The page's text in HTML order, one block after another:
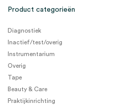
Product categorieën
Diagnostiek
Inactief/test/overig
Instrumentarium
Overig
Tape
Beauty & Care
Praktijkinrichting